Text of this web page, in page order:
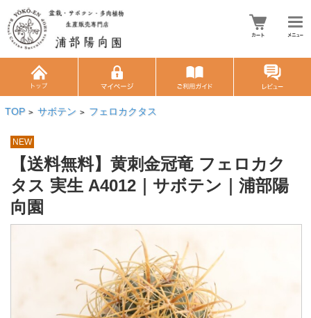
TOP > サボテン > フェロカクタス
NEW
【送料無料】黄刺金冠竜 フェロカク
タス 実生 A4012｜サボテン｜浦部陽
向園